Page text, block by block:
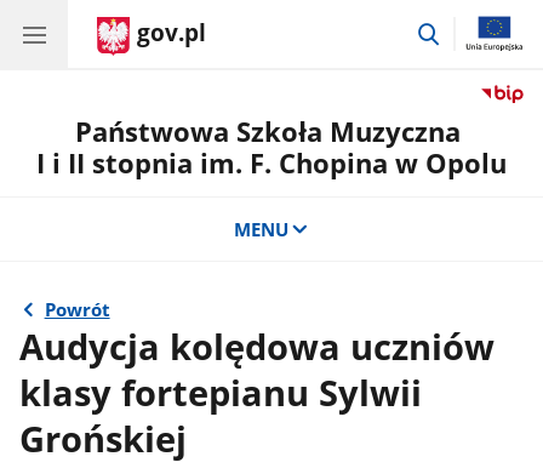
gov.pl
przejdź
Państwowa Szkoła Muzyczna
I i II stopnia im. F. Chopina w Opolu
MENU
Powrót
Audycja kolędowa uczniów
klasy fortepianu Sylwii
Grońskiej